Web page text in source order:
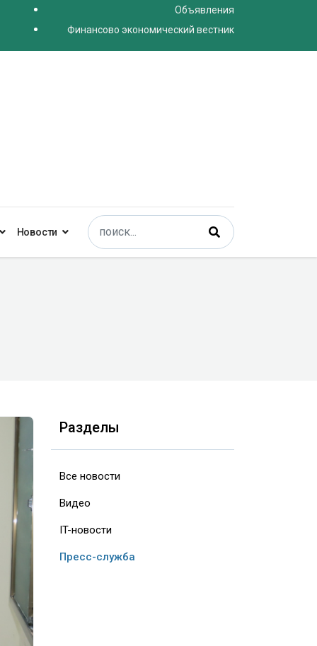
Объявления
Финансово экономический вестник
Новости
Поиск
Type 2 or more characters for results.
Разделы
Все новости
Видео
IT-новости
Пресс-служба